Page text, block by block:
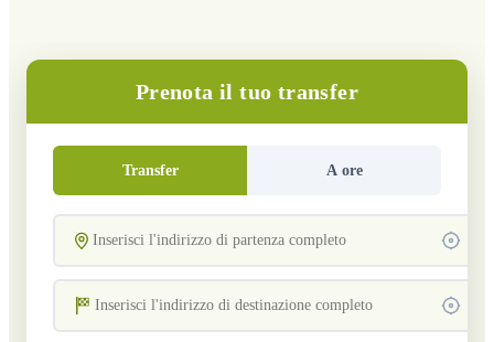
Prenota il tuo transfer
Transfer A ore